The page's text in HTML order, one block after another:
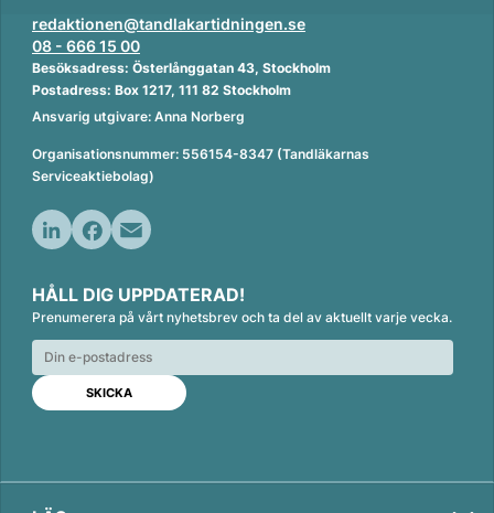
redaktionen@tandlakartidningen.se
08 - 666 15 00
Besöksadress: Österlånggatan 43, Stockholm
Postadress: Box 1217, 111 82 Stockholm
Ansvarig utgivare: Anna Norberg
Organisationsnummer: 556154-8347 (Tandläkarnas
Serviceaktiebolag)
n
k
e
d
n
c
e
b
o
o
k
a
i
l
HÅLL DIG UPPDATERAD!
Prenumerera på vårt nyhetsbrev och ta del av aktuellt varje vecka.